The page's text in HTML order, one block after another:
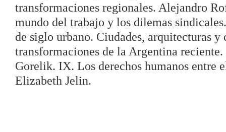
transformaciones regionales. Alejandro
mundo del trabajo y los dilemas
de siglo urbano. Ciudades, arquitecturas y
transformaciones de la Argentina
Gorelik. IX. Los derechos humanos entre
Elizabeth Jelin.